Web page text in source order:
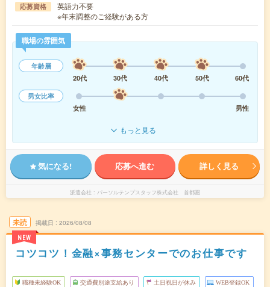
応募資格
英語力不要
※年末調整のご経験がある方
職場の雰囲気
年齢層
20代
30代 40代 50代
60代
男女比率
女性
男性
もっと見る
気になる! 応募へ進む 詳しく見る
派遣会社 パーソルテンプスタッフ株式会社 首都圏
未読
NEW
掲載日 2026/08/08
コツコツ！金融×事務センターでのお仕事です
職種未経験OK 交通費別途支給あり 土日祝日が休み WEB登録OK